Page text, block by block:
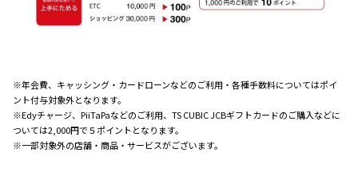
※年会費、キャッシング・カードローンなどのご利用・各種手数料についてはポイ
ント付与対象外となります。
※Edyチャージ、PiiTaPaなどのご利用、TS CUBIC JCBギフトカードのご購入などに
ついては2,000円で５ポイントとなります。
※一部対象外の店舗・商品・サービスがございます。